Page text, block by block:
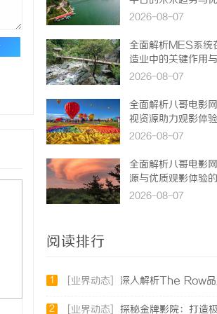
2026-08-07
全面解析MES系统
造业中的关键作用
2026-08-07
全面解析八哥电影
视资源助力观影体
2026-08-07
全面解析八哥电影
源与优质观影体验
2026-08-07
阅读排行
1 [业界动态] 深入解析The Row品牌：奢华时尚的典
2 [业界动态] 探秘金牌影院：打造极致观影体验的